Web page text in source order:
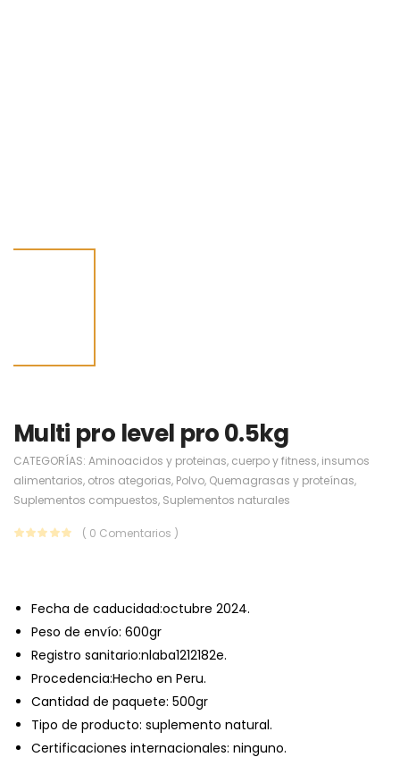
Multi pro level pro 0.5kg
CATEGORÍAS: Aminoacidos y proteinas, cuerpo y fitness, insumos
alimentarios, otros ategorias, Polvo, Quemagrasas y proteínas,
Suplementos compuestos, Suplementos naturales
( 0 Comentarios )
Fecha de caducidad:octubre 2024.
Peso de envío: 600gr
Registro sanitario:nlaba1212182e.
Procedencia:Hecho en Peru.
Cantidad de paquete: 500gr
Tipo de producto: suplemento natural.
Certificaciones internacionales: ninguno.